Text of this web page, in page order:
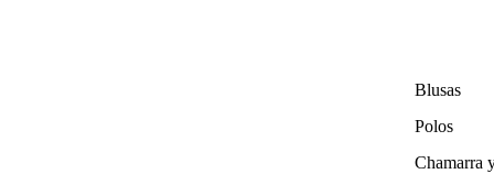
Blusas
Polos
Chamarra